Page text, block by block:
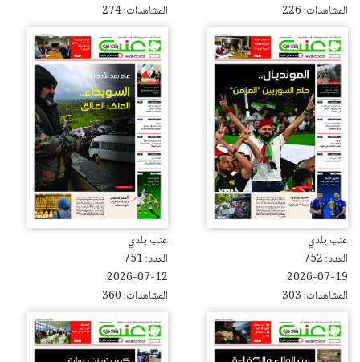
المشاهدات: 226
المشاهدات: 274
عنب بلدي
العدد: 752
2026-07-19
المشاهدات: 303
عنب بلدي
العدد: 751
2026-07-12
المشاهدات: 360